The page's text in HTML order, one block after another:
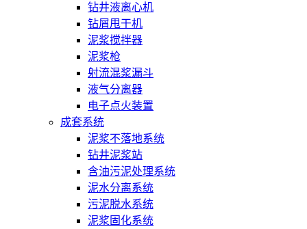
钻井液离心机
钻屑甩干机
泥浆搅拌器
泥浆枪
射流混浆漏斗
液气分离器
电子点火装置
成套系统
泥浆不落地系统
钻井泥浆站
含油污泥处理系统
泥水分离系统
污泥脱水系统
泥浆固化系统